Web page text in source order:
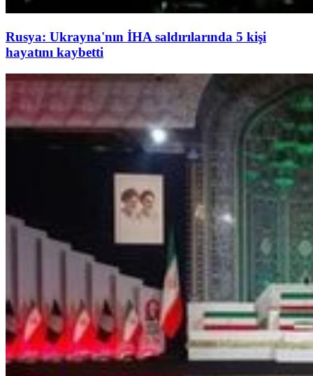
Rusya: Ukrayna'nın İHA saldırılarında 5 kişi
hayatını kaybetti